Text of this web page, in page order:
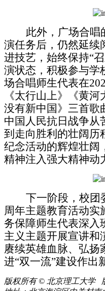
此外，广场合唱
演任务后，仍然延续
进技艺，始终保持“
演状态，积极参与学
场合唱师生代表在
《太行山上》《黄
没有新中国》三首歌
中国人民抗日战争从
到走向胜利的壮阔历
纪念活动的辉煌壮阔
精神注入强大精神动
下一阶段， 校团
周年主题教育活动实
务保障师生代表深入
主义主题开展宣讲和
赓续英雄血脉、弘扬
进“双一流”建设作出
版权所有 © 北京理工大学